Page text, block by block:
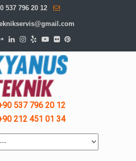
537 796 20 12
537 796 20 12
212 451 01 34